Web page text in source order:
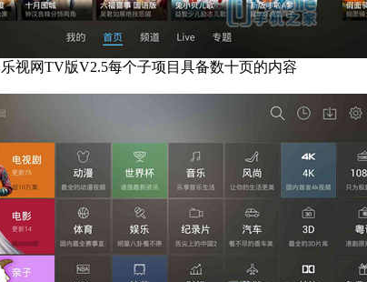
乐视网TV版V2.5每个子项目具备数十页的内容